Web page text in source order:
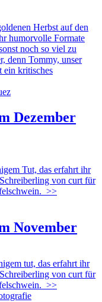
Herbst auf den
humorvolle Formate
noch so viel zu
denn Tommy, unser
ein kritisches
Dezember
Tut, das erfahrt ihr
von curt für
>>
November
tut, das erfahrt ihr
von curt für
>>